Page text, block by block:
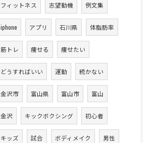
フィットネス 志望動機 例文集
iphone アプリ 石川県 体脂肪率
筋トレ 痩せる 痩せたい
どうすればいい 運動 続かない
金沢市 富山県 富山市 富山
金沢 キックボクシング 初心者
キッズ 試合 ボディメイク 男性